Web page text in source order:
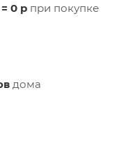
0 р при покупке
дома